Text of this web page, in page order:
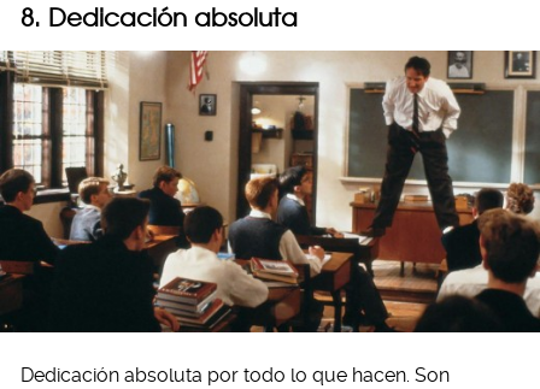
8. Dedicación absoluta
Dedicación absoluta por todo lo que hacen. Son